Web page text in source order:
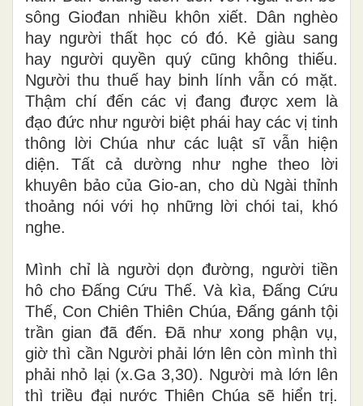
sông Giođan nhiều khôn xiết. Dân nghèo
hay người thất học có đó. Kẻ giàu sang
hay người quyền quý cũng không thiếu.
Người thu thuế hay binh lính vẫn có mặt.
Thậm chí đến các vị đang được xem là
đạo đức như người biệt phái hay các vị tinh
thông lời Chúa như các luật sĩ vẫn hiện
diện. Tất cả dường như nghe theo lời
khuyên bảo của Gio-an, cho dù Ngài thỉnh
thoảng nói với họ những lời chói tai, khó
nghe.
Mình chỉ là người dọn đường, người tiền
hô cho Đấng Cứu Thế. Và kìa, Đấng Cứu
Thế, Con Chiên Thiên Chúa, Đấng gánh tội
trần gian đã đến. Đã như xong phận vụ,
giờ thì cần Người phải lớn lên còn mình thì
phải nhỏ lại (x.Ga 3,30). Người mà lớn lên
thì triều đại nước Thiên Chúa sẽ hiển trị.